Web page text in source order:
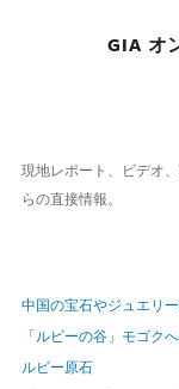
GIA オ
現地レポート、ビデオ
らの直接情報。
中国の宝石やジュエリ
「ルビーの谷」モゴク
ルビー原石